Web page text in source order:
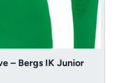
– Bergs IK Junior